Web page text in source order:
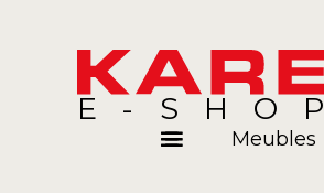
E-SHOP
Meubles